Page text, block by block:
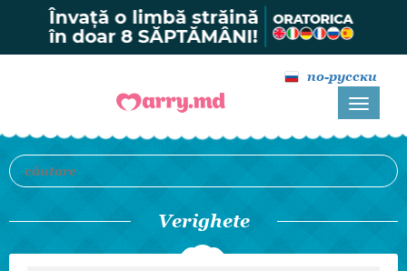
по-русски
Verighete